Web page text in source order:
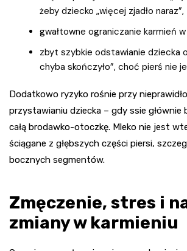
żeby dziecko „więcej zjadło naraz”,
gwałtowne ograniczanie karmień
zbyt szybkie odstawianie dziecka
chyba skończyło”, choć pierś nie
Dodatkowo ryzyko rośnie przy
przystawianiu dziecka – gdy ssie głównie
całą brodawko-otoczkę. Mleko nie jest
ściągane z głębszych części piersi,
bocznych segmentów.
Zmęczenie, stres i
zmiany w karmieniu